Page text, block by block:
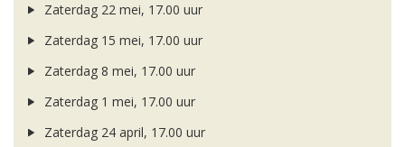
Zaterdag 22 mei, 17.00 uur
Zaterdag 15 mei, 17.00 uur
Zaterdag 8 mei, 17.00 uur
Zaterdag 1 mei, 17.00 uur
Zaterdag 24 april, 17.00 uur